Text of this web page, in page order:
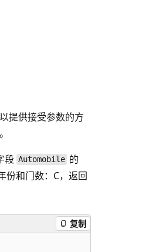
提供接受参数的方
段 Automobile 的
份和门数：C，返回
复制